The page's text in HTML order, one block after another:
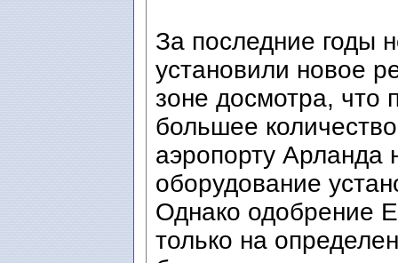
За последние годы
установили новое
зоне досмотра, что
большее
аэропорту Арланда
оборудование
Однако одобрение
только на